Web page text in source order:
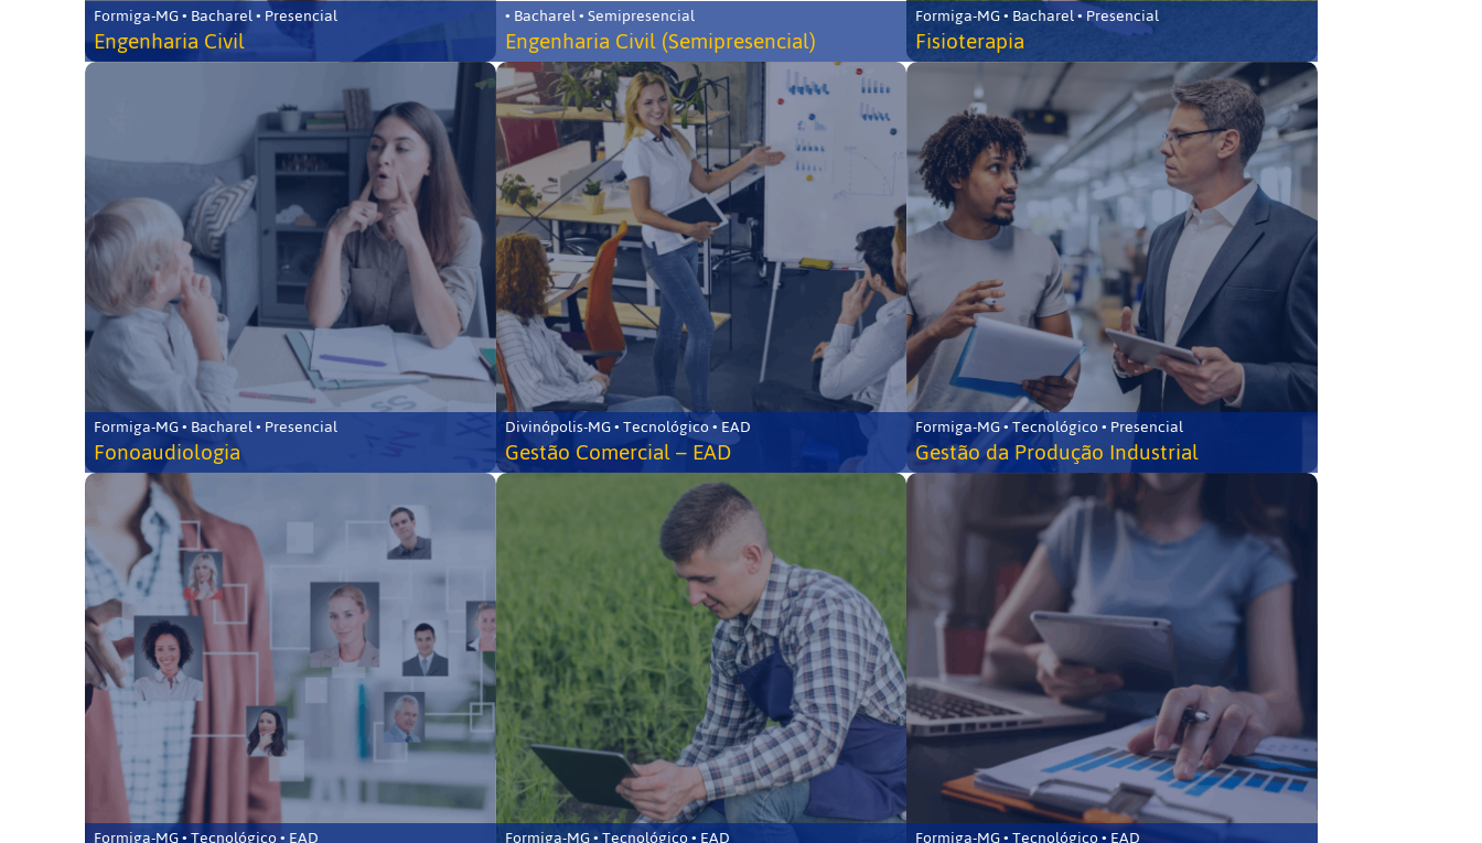
Formiga-MG • Bacharel • Presencial
Engenharia Civil
• Bacharel • Semipresencial
Engenharia Civil (Semipresencial)
Formiga-MG • Bacharel • Presencial
Fisioterapia
Formiga-MG • Bacharel • Presencial
Fonoaudiologia
Divinópolis-MG • Tecnológico • EAD
Gestão Comercial – EAD
Formiga-MG • Tecnológico • Presencial
Gestão da Produção Industrial